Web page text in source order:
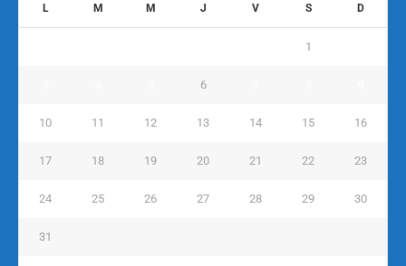
L M M J V S D
1
6
10 11 12 13 14 15 16
17 18 19 20 21 22 23
24 25 26 27 28 29 30
31